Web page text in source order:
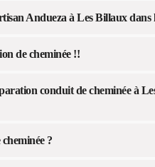
Andueza à Les Billaux dans
de cheminée !!
conduit de cheminée à
?